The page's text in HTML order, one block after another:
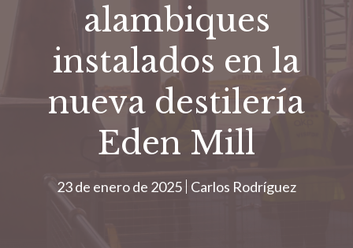
alambiques
instalados en la
nueva destilería
Eden Mill
23 de enero de 2025 Carlos Rodríguez